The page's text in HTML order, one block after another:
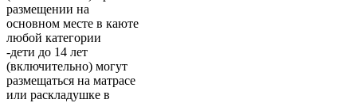
размещении на
основном месте в каюте
любой категории
-дети до 14 лет
(включительно) могут
размещаться на матрасе
или раскладушке в